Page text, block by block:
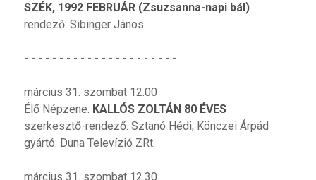
SZÉK, 1992 FEBRUÁR (Zsuzsanna-napi bál)
rendező: Sibinger János
- - - - - - - - - - - - - - - - - - - - - -
március 31. szombat 12.00
Élő Népzene: KALLÓS ZOLTÁN 80 ÉVES
szerkesztő-rendező: Sztanó Hédi, Könczei Árpád
gyártó: Duna Televízió ZRt.
március 31. szombat 12.30